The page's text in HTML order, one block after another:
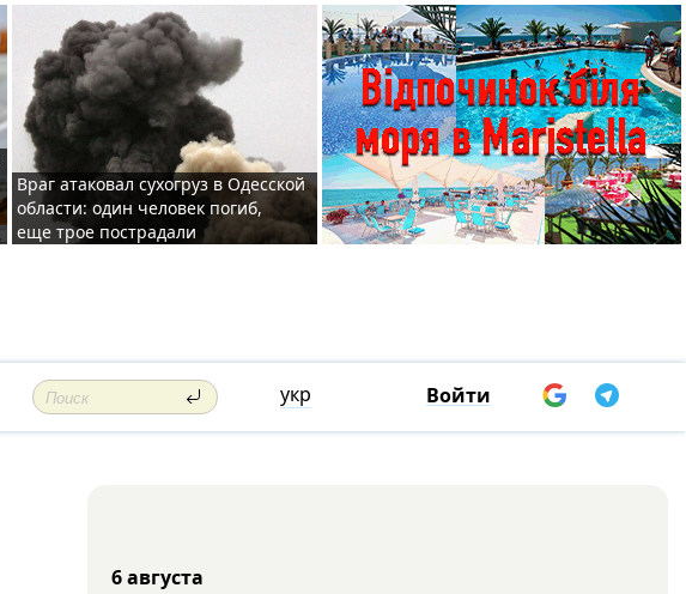
Враг атаковал сухогруз в Одесской
области: один человек погиб,
еще трое пострадали
укр Войти
6 августа